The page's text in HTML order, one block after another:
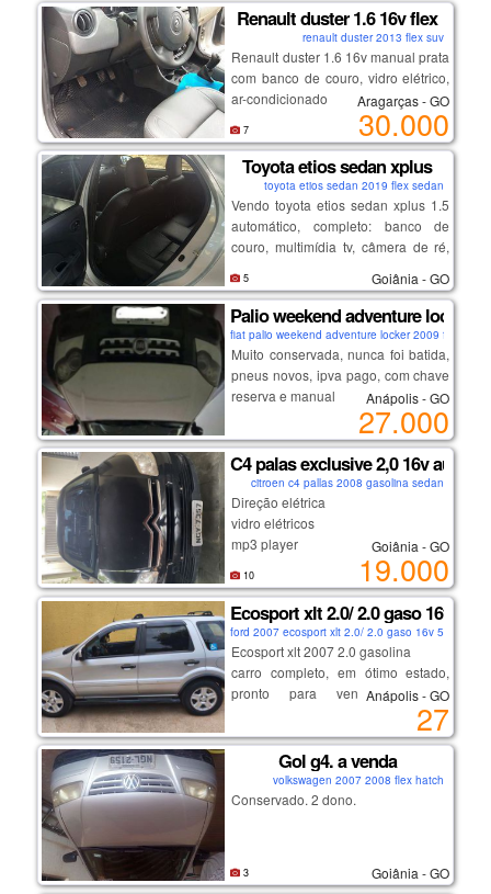
convido vocês para vir testá - lo e
ver com os próprios olhos.
sou pessoa particular por isso
pagamento à vista ou pix.
Renault duster 1.6 16v flex
renault duster 2013 flex suv
Renault duster 1.6 16v manual prata
com banco de couro, vidro elétrico,
ar-condicionado e direção
hidráulica, documentos em dia e
sem sinistro. carro em perfeitas
condições.
Aragarças - GO
30.000
7
Toyota etios sedan xplus
toyota etios sedan 2019 flex sedan
Vendo toyota etios sedan xplus 1.5
automático, completo: banco de
couro, multimídia tv, câmera de ré,
Goiânia - GO
5
Palio weekend adventure locker
fiat palio weekend adventure locker 2009 flex
Muito conservada, nunca foi batida,
pneus novos, ipva pago, com chave
reserva e manual
Anápolis - GO
27.000
C4 palas exclusive 2,0 16v aut
citroen c4 pallas 2008 gasolina sedan
Direção elétrica
vidro elétricos
mp3 player
Goiânia - GO
19.000
10
Ecosport xlt 2.0/ 2.0 gaso 16v 5p
ford 2007 ecosport xlt 2.0/ 2.0 gaso 16v 5p aut
Ecosport xlt 2007 2.0 gasolina
carro completo, em ótimo estado,
pronto para vender, 163.000
rodados apenas. valor abaixo da
tabela para vender rápido.
manda msg!!!
Anápolis - GO
27
Gol g4. a venda
volkswagen 2007 2008 flex hatch
Conservado. 2 dono.
Goiânia - GO
3